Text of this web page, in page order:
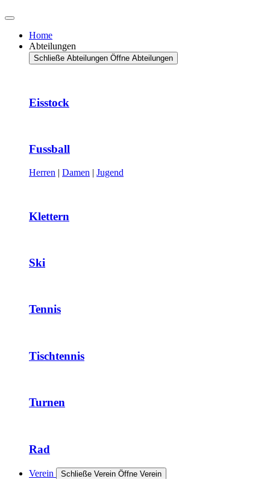
Home
Abteilungen
Schließe Abteilungen Öffne Abteilungen
Eisstock
Fussball
Herren | Damen | Jugend
Klettern
Ski
Tennis
Tischtennis
Turnen
Rad
Verein Schließe Verein Öffne Verein